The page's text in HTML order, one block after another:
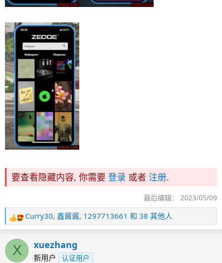
要查看隐藏内容, 你需要 登录 或者 注册.
最后编辑： 2023/05/09
反
馈
：
Curry30, 鑫酱酱, 1297713661 和 38 其他人
X xuezhang
新用户 认证用户